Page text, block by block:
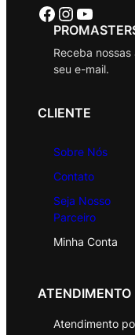
Facebook Instagram Youtube
Receba
seu e-mail.
CLIENTE
Sobre Nós
Contato
Seja Nosso
Parceiro
Minha Conta
ATENDIMENTO
Atendimento